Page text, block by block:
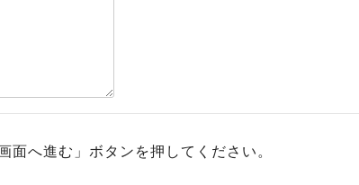
面へ進む」ボタンを押してください。